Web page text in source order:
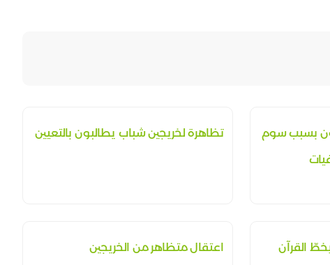
بسبب سوم
تظاهرة لخريجين شباب يطالبون بالتعيين
القرآن
اعتقال متظاهر من الخريجين